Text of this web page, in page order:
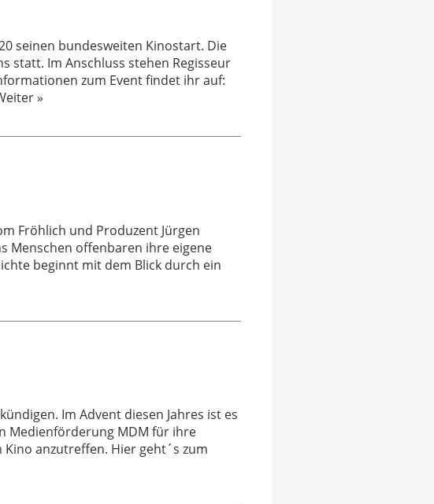
seinen bundesweiten Kinostart. Die
statt. Im Anschluss stehen Regisseur
zum Event findet ihr auf:
»
Fröhlich und Produzent Jürgen
Menschen offenbaren ihre eigene
beginnt mit dem Blick durch ein
Im Advent diesen Jahres ist es
Medienförderung MDM für ihre
anzutreffen. Hier geht´s zum